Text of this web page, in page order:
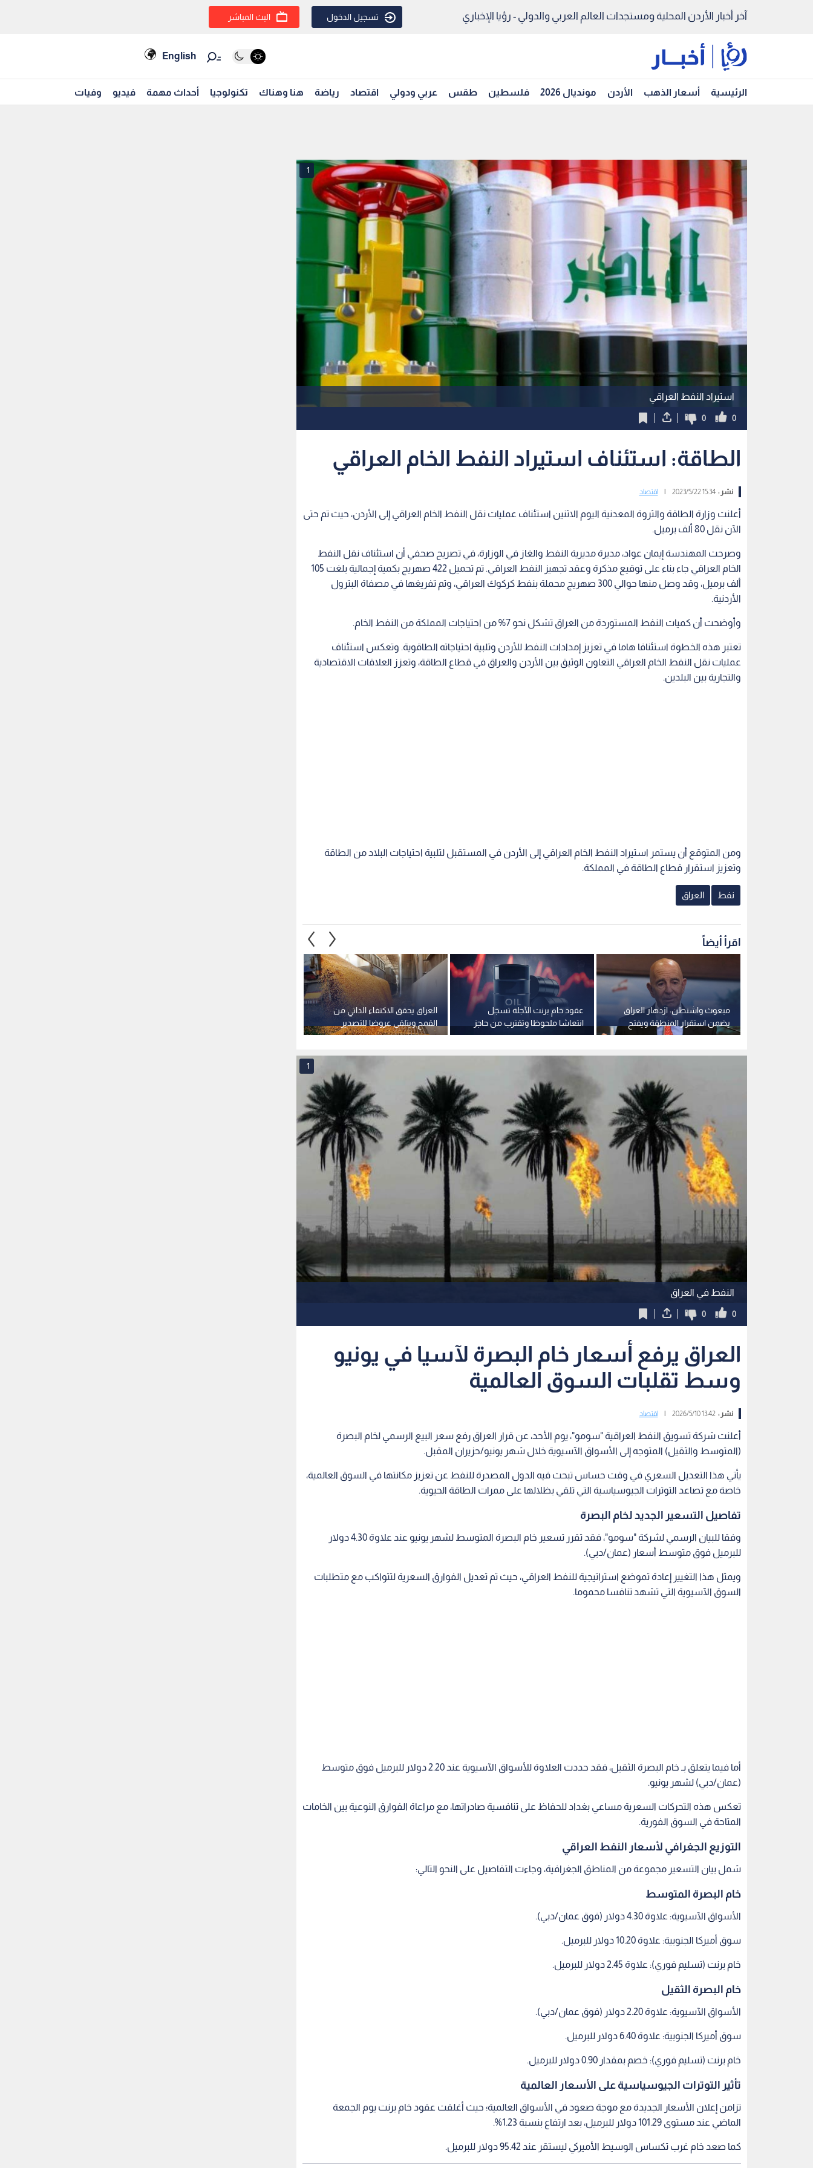
آخر أخبار الأردن المحلية ومستجدات العالم العربي والدولي - رؤيا الإخباري تسجيل الدخول البث المباشر
English
الرئيسية أسعار الذهب الأردن مونديال 2026 فلسطين طقس عربي ودولي اقتصاد رياضة هنا وهناك تكنولوجيا أحداث مهمة فيديو وفيات
استيراد النفط العراقي
1
0
0
الطاقة: استئناف استيراد النفط الخام العراقي
نشر :15:34 2023/5/22 اقتصاد
أعلنت وزارة الطاقة والثروة المعدنية اليوم الاثنين استئناف عمليات نقل النفط الخام العراقي إلى الأردن، حيث تم حتى
الآن نقل 80 ألف برميل.
وصرحت المهندسة إيمان عواد، مديرة مديرية النفط والغاز في الوزارة، في تصريح صحفي أن استئناف نقل النفط
الخام العراقي جاء بناء على توقيع مذكرة وعقد تجهيز النفط العراقي. تم تحميل 422 صهريج بكمية إجمالية بلغت 105
ألف برميل، وقد وصل منها حوالي 300 صهريج محملة بنفط كركوك العراقي، وتم تفريغها في مصفاة البترول
الأردنية.
وأوضحت أن كميات النفط المستوردة من العراق تشكل نحو 7% من احتياجات المملكة من النفط الخام.
تعتبر هذه الخطوة استئنافا هاما في تعزيز إمدادات النفط للأردن وتلبية احتياجاته الطاقوية. وتعكس استئناف
عمليات نقل النفط الخام العراقي التعاون الوثيق بين الأردن والعراق في قطاع الطاقة، وتعزز العلاقات الاقتصادية
والتجارية بين البلدين.
ومن المتوقع أن يستمر استيراد النفط الخام العراقي إلى الأردن في المستقبل لتلبية احتياجات البلاد من الطاقة
وتعزيز استقرار قطاع الطاقة في المملكة.
نفط العراق
اقرأ أيضاً
العراق يحقق الاكتفاء الذاتي من
القمح ويتلقى عروضا للتصدير
عقود خام برنت الآجلة تسجل
انتعاشا ملحوظا وتقترب من حاجز
80 دولارا
مبعوث واشنطن: ازدهار العراق
يضمن استقرار المنطقة ويفتح
فرصا حصرية لشركاتنا
النفط في العراق
1
0
0
العراق يرفع أسعار خام البصرة لآسيا في يونيو
وسط تقلبات السوق العالمية
نشر :13:42 2026/5/10 اقتصاد
أعلنت شركة تسويق النفط العراقية "سومو"، يوم الأحد، عن قرار العراق رفع سعر البيع الرسمي لخام البصرة
(المتوسط والثقيل) المتوجه إلى الأسواق الآسيوية خلال شهر يونيو/حزيران المقبل.
يأتي هذا التعديل السعري في وقت حساس تبحث فيه الدول المصدرة للنفط عن تعزيز مكانتها في السوق العالمية،
خاصة مع تصاعد التوترات الجيوسياسية التي تلقي بظلالها على ممرات الطاقة الحيوية.
تفاصيل التسعير الجديد لخام البصرة
وفقا للبيان الرسمي لشركة "سومو"، فقد تقرر تسعير خام البصرة المتوسط لشهر يونيو عند علاوة 4.30 دولار
للبرميل فوق متوسط أسعار (عمان/دبي).
ويمثل هذا التغيير إعادة تموضع استراتيجية للنفط العراقي، حيث تم تعديل الفوارق السعرية لتتواكب مع متطلبات
السوق الآسيوية التي تشهد تنافسا محموما.
أما فيما يتعلق بـ خام البصرة الثقيل، فقد حددت العلاوة للأسواق الآسيوية عند 2.20 دولار للبرميل فوق متوسط
(عمان/دبي) لشهر يونيو.
تعكس هذه التحركات السعرية مساعي بغداد للحفاظ على تنافسية صادراتها، مع مراعاة الفوارق النوعية بين الخامات
المتاحة في السوق الفورية.
التوزيع الجغرافي لأسعار النفط العراقي
شمل بيان التسعير مجموعة من المناطق الجغرافية، وجاءت التفاصيل على النحو التالي:
خام البصرة المتوسط
الأسواق الآسيوية: علاوة 4.30 دولار (فوق عمان/دبي).
سوق أميركا الجنوبية: علاوة 10.20 دولار للبرميل.
خام برنت (تسليم فوري): علاوة 2.45 دولار للبرميل.
خام البصرة الثقيل
الأسواق الآسيوية: علاوة 2.20 دولار (فوق عمان/دبي).
سوق أميركا الجنوبية: علاوة 6.40 دولار للبرميل.
خام برنت (تسليم فوري): خصم بمقدار 0.90 دولار للبرميل.
تأثير التوترات الجيوسياسية على الأسعار العالمية
تزامن إعلان الأسعار الجديدة مع موجة صعود في الأسواق العالمية؛ حيث أغلقت عقود خام برنت يوم الجمعة
الماضي عند مستوى 101.29 دولار للبرميل، بعد ارتفاع بنسبة 1.23%.
كما صعد خام غرب تكساس الوسيط الأميركي ليستقر عند 95.42 دولار للبرميل.